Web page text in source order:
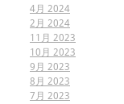
4月 2024
2月 2024
11月 2023
10月 2023
9月 2023
8月 2023
7月 2023